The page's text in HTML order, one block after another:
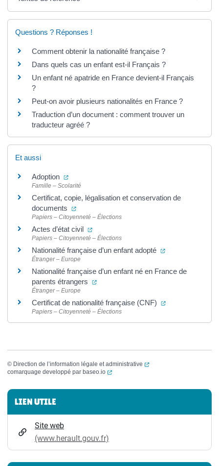
Questions ? Réponses !
Comment obtenir la nationalité française ?
Dans quels cas un enfant est-il Français ?
Un enfant né apatride en France devient-il Français
?
Peut-on avoir plusieurs nationalités en France ?
Traduction d’un document : comment trouver un
traducteur agréé ?
Et aussi
Adoption (ouverture dans un nouvel onglet)
Famille – Scolarité
Certificat, copie, légalisation et conservation de
documents
(ouverture dans un nouvel onglet)
Papiers – Citoyenneté – Élections
Actes d’état civil (ouverture dans un nouvel onglet)
Papiers – Citoyenneté – Élections
Nationalité française d’un enfant adopté (ouverture dans
Étranger – Europe
Nationalité française d’un enfant né en France de
parents étrangers
(ouverture dans un nouvel onglet)
Étranger – Europe
Certificat de nationalité française (CNF) (ouverture dans
Papiers – Citoyenneté – Élections
© Direction de l’information légale et administrative
(ouverture dans un
comarquage developpé par baseo.io (ouverture dans un nouvel onglet)
Informations complémentaires
LIEN UTILE
Site web
(www.herault.gouv.fr)